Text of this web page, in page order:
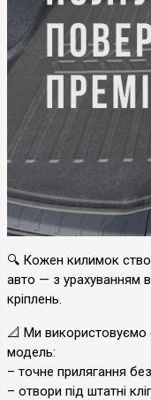
🔍 Кожен килимок
авто — з урахуванням
кріплень.
📐 Ми використовуємо
модель:
– точне прилягання
– отвори під штатні